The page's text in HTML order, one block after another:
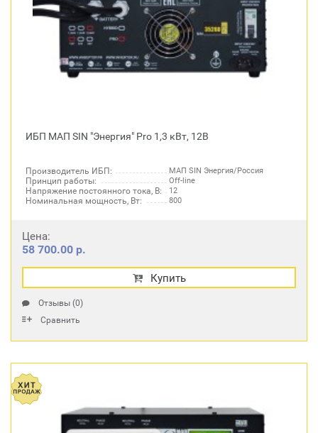
ИБП МАП SIN "Энергия" Pro 1,3 кВт, 12В
Производитель ИБП: МАП SIN Энергия/Россия
Принцип работы: Off-line
Напряжение постоянного тока, В: 12
Номинальная мощность, Вт: 800
Цена:
58 700.00 р.
Купить
Отзывы (0)
Сравнить